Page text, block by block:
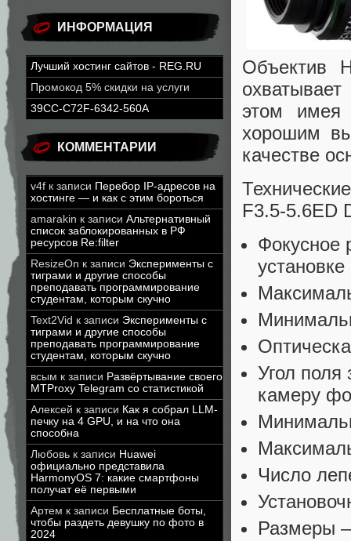
ИНФОРМАЦИЯ
Лучший хостинг сайтов - REG.RU
Промокод 5% скидки на услуги
39CC-C72F-6342-560A
КОММЕНТАРИИ
v4f к записи Перебор IP-адресов на
хостинге — и как с этим бороться
amarakin к записи Альтернативный
список заблокированных в РФ
ресурсов Re:filter
ResizeOn к записи Эксперименты с
тиграми и другие способы
преподавать программирование
студентам, которым скучно
Text2Vid к записи Эксперименты с
тиграми и другие способы
преподавать программирование
студентам, которым скучно
всым к записи Развёртывание своего
MTProxy Telegram со статистикой
Алексей к записи Как я собрал LLM-
печку на 4 GPU, и на что она
способна
Любовь к записи Huawei
официально представила
HarmonyOS 7: какие смартфоны
получат её первыми
Артем к записи Бесплатные боты,
чтобы раздеть девушку по фото в
2024
Объектив
этом имея
хорошим
качестве
F3.5-5.6ED
Угол поля
камеру
Число
Размеры